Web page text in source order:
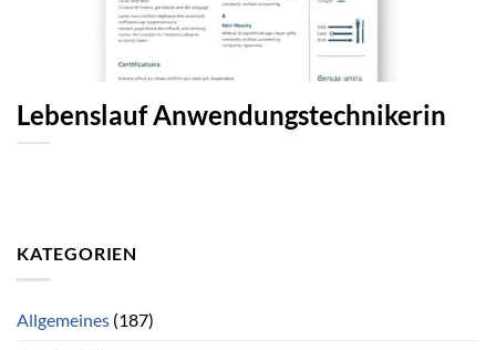
Lebenslauf Anwendungstechnikerin
KATEGORIEN
Allgemeines (187)